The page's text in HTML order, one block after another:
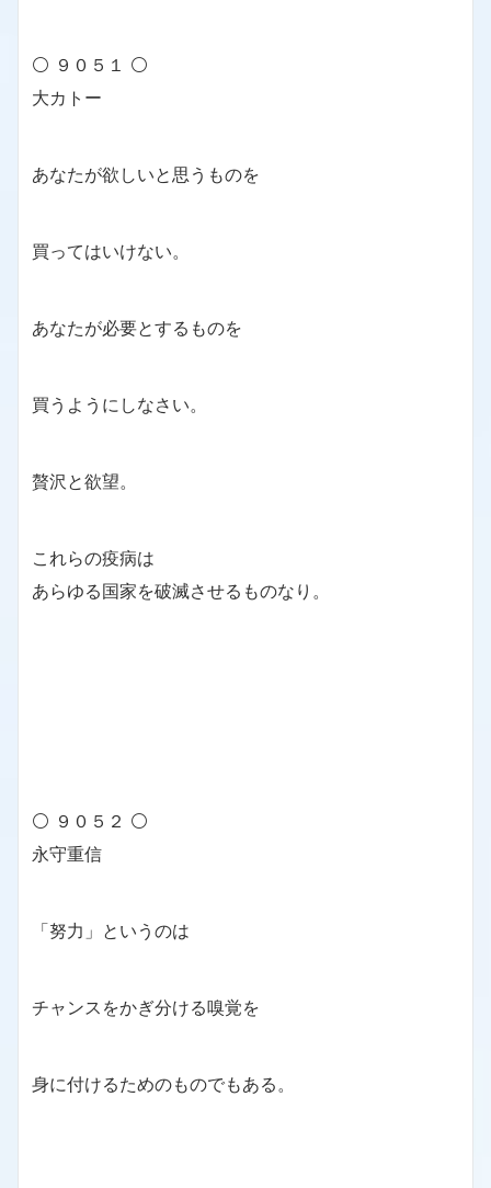
⚪ ９０５１ ⚪
大カトー
あなたが欲しいと思うものを
買ってはいけない。
あなたが必要とするものを
買うようにしなさい。
贅沢と欲望。
これらの疫病は
あらゆる国家を破滅させるものなり。
⚪ ９０５２ ⚪
永守重信
「努力」というのは
チャンスをかぎ分ける嗅覚を
身に付けるためのものでもある。